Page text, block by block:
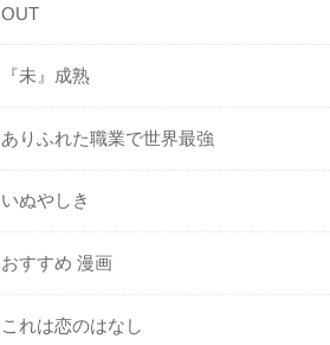
OUT
『未』成熟
ありふれた職業で世界最強
いぬやしき
おすすめ 漫画
これは恋のはなし